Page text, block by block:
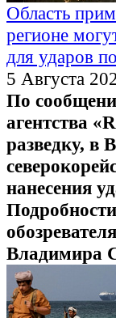
Область
регионе
для ударов
5 Августа
По
агентства
разведку, в
нанесения
Владимира